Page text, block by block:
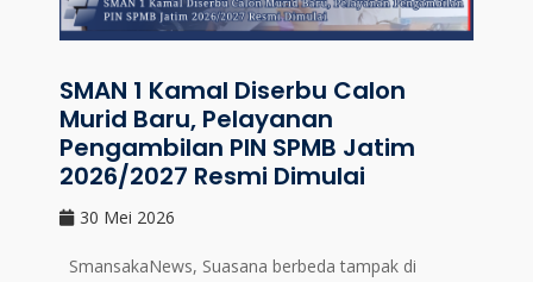
SMAN 1 Kamal Diserbu Calon
Murid Baru, Pelayanan
Pengambilan PIN SPMB Jatim
2026/2027 Resmi Dimulai
30 Mei 2026
SmansakaNews, Suasana berbeda tampak di